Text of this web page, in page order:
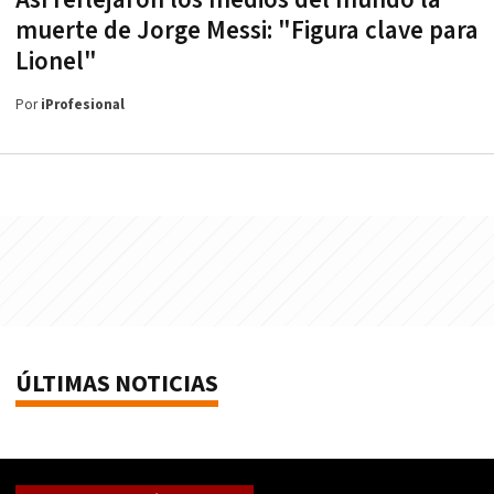
muerte de Jorge Messi: "Figura clave para
Lionel"
PoriProfesional
ÚLTIMAS NOTICIAS